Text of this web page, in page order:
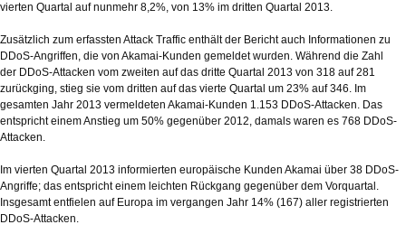
vierten Quartal auf nunmehr 8,2%, von 13% im dritten Quartal 2013.
Zusätzlich zum erfassten Attack Traffic enthält der Bericht auch Informationen zu
DDoS-Angriffen, die von Akamai-Kunden gemeldet wurden. Während die Zahl
der DDoS-Attacken vom zweiten auf das dritte Quartal 2013 von 318 auf 281
zurückging, stieg sie vom dritten auf das vierte Quartal um 23% auf 346. Im
gesamten Jahr 2013 vermeldeten Akamai-Kunden 1.153 DDoS-Attacken. Das
entspricht einem Anstieg um 50% gegenüber 2012, damals waren es 768 DDoS-
Attacken.
Im vierten Quartal 2013 informierten europäische Kunden Akamai über 38 DDoS-
Angriffe; das entspricht einem leichten Rückgang gegenüber dem Vorquartal.
Insgesamt entfielen auf Europa im vergangen Jahr 14% (167) aller registrierten
DDoS-Attacken.